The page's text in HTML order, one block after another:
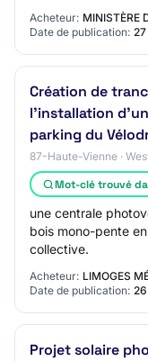
optionnelle 1 :
Acheteur: MINISTÈRE
Date de publication:
Création de
l'installation
parking du
87-Haute-Vienne ·
Mot-clé trouvé
une centrale
bois mono-pente
collective.
Acheteur: LIMOGES
Date de publication:
Projet solaire